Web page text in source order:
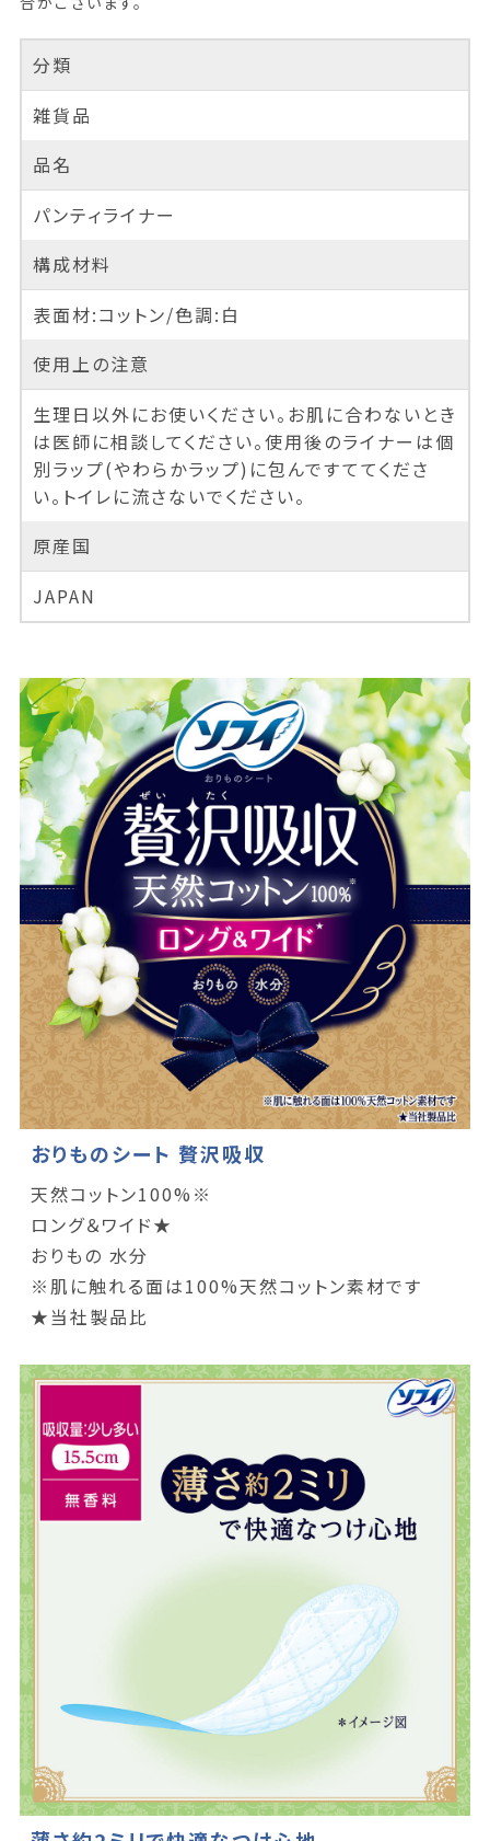
分類
雑貨品
品名
パンティライナー
構成材料
表面材:コットン/色調:白
使用上の注意
生理日以外にお使いください。お肌に合わないとき
は医師に相談してください。使用後のライナーは個
別ラップ(やわらかラップ)に包んですててくださ
い。トイレに流さないでください。
原産国
JAPAN
おりものシート 贅沢吸収
天然コットン100%※
ロング＆ワイド★
おりもの 水分
※肌に触れる面は100%天然コットン素材です
★当社製品比